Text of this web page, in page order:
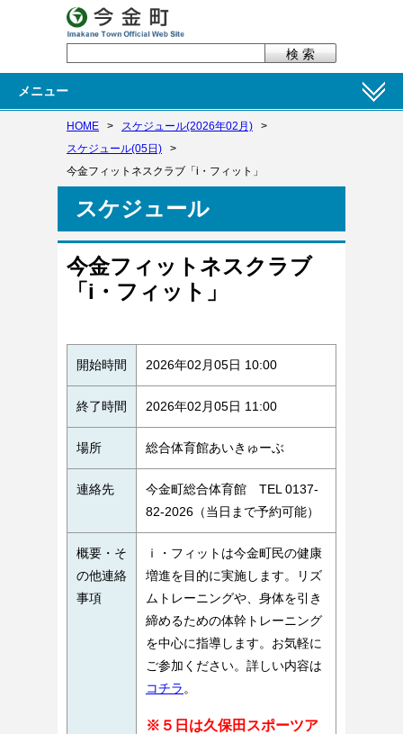
メニュー
HOME > スケジュール(2026年02月)
>
スケジュール(05日)
>
今金フィットネスクラブ「i・フィット」
スケジュール
今金フィットネスクラブ
「i・フィット」
開始時間 2026年02月05日 10:00
終了時間 2026年02月05日 11:00
場所 総合体育館あいきゅーぶ
連絡先
今金町総合体育館 TEL 0137-
82-2026（当日まで予約可能）
概要・そ
の他連絡
事項
ｉ・フィットは今金町民の健康
増進を目的に実施します。リズ
ムトレーニングや、身体を引き
締めるための体幹トレーニング
を中心に指導します。お気軽に
ご参加ください。詳しい内容は
コチラ 。
※５日は久保田スポーツア